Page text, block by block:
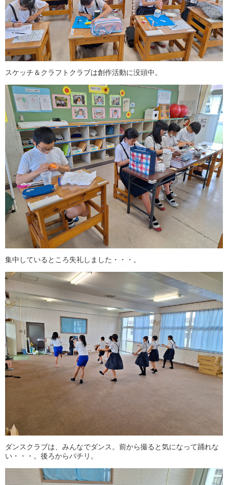
スケッチ＆クラフトクラブは創作活動に没頭中。
集中しているところ失礼しました・・・。
ダンスクラブは、みんなでダンス。前から撮ると気になって踊れな
い・・・。後ろからパチリ。